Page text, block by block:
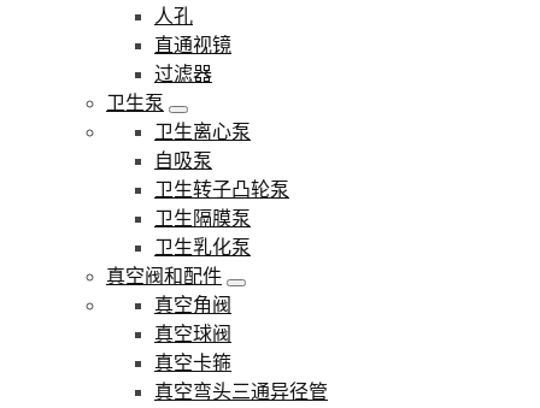
人孔
直通视镜
过滤器
卫生泵
卫生离心泵
自吸泵
卫生转子凸轮泵
卫生隔膜泵
卫生乳化泵
真空阀和配件
真空角阀
真空球阀
真空卡箍
真空弯头三通异径管